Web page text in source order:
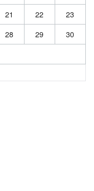
21 22
23
28 29
30